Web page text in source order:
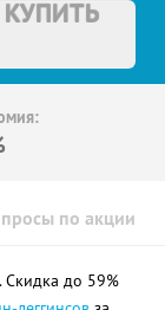
КУПИТЬ
по акции
. Скидка до 59%